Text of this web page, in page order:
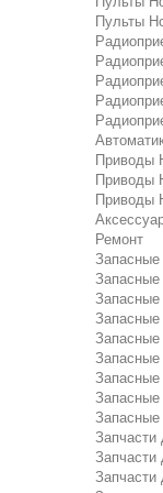
Пульты
Приводы
Приводы
Приводы
Ремонт
Запасные
Запасные
Запасные
Запасные
Запасные
Запасные
Запасные
Запчасти
Запчасти
Запчасти